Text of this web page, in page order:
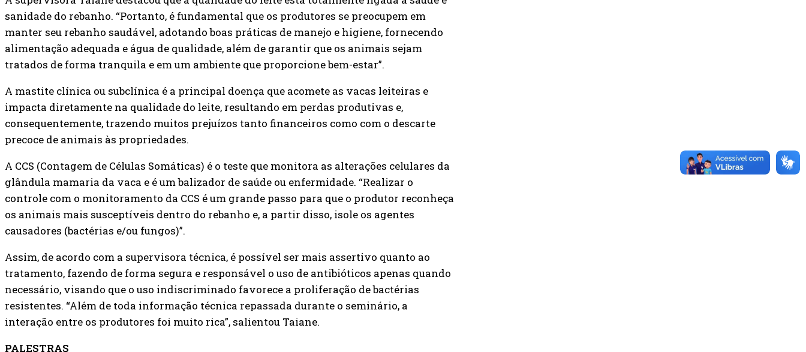
sanidade do rebanho. “Portanto, é fundamental que os produtores se preocupem em
manter seu rebanho saudável, adotando boas práticas de manejo e higiene, fornecendo
alimentação adequada e água de qualidade, além de garantir que os animais sejam
tratados de forma tranquila e em um ambiente que proporcione bem-estar”.
A mastite clínica ou subclínica é a principal doença que acomete as vacas leiteiras e
impacta diretamente na qualidade do leite, resultando em perdas produtivas e,
consequentemente, trazendo muitos prejuízos tanto financeiros como com o descarte
precoce de animais às propriedades.
A CCS (Contagem de Células Somáticas) é o teste que monitora as alterações celulares da
glândula mamaria da vaca e é um balizador de saúde ou enfermidade. “Realizar o
controle com o monitoramento da CCS é um grande passo para que o produtor reconheça
os animais mais susceptíveis dentro do rebanho e, a partir disso, isole os agentes
causadores (bactérias e/ou fungos)”.
Assim, de acordo com a supervisora técnica, é possível ser mais assertivo quanto ao
tratamento, fazendo de forma segura e responsável o uso de antibióticos apenas quando
necessário, visando que o uso indiscriminado favorece a proliferação de bactérias
resistentes. “Além de toda informação técnica repassada durante o seminário, a
interação entre os produtores foi muito rica”, salientou Taiane.
PALESTRAS